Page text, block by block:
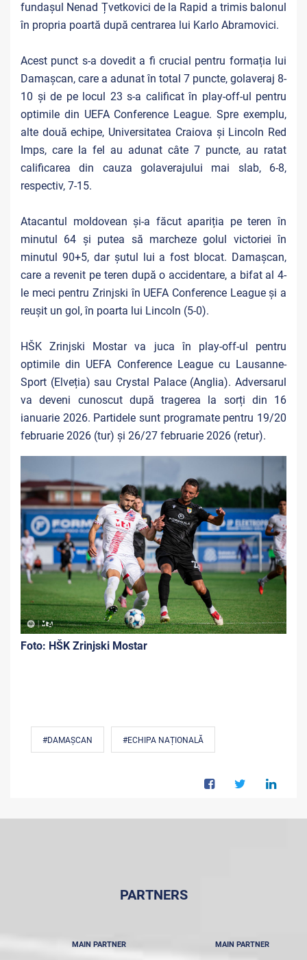
fundașul Nenad Țvetkovici de la Rapid a trimis balonul
în propria poartă după centrarea lui Karlo Abramovici.
Acest punct s-a dovedit a fi crucial pentru formația lui
Damașcan, care a adunat în total 7 puncte, golaveraj 8-
10 și de pe locul 23 s-a calificat în play-off-ul pentru
optimile din UEFA Conference League. Spre exemplu,
alte două echipe, Universitatea Craiova și Lincoln Red
Imps, care la fel au adunat câte 7 puncte, au ratat
calificarea din cauza golaverajului mai slab, 6-8,
respectiv, 7-15.
Atacantul moldovean și-a făcut apariția pe teren în
minutul 64 și putea să marcheze golul victoriei în
minutul 90+5, dar șutul lui a fost blocat. Damașcan,
care a revenit pe teren după o accidentare, a bifat al 4-
le meci pentru Zrinjski în UEFA Conference League și a
reușit un gol, în poarta lui Lincoln (5-0).
HŠK Zrinjski Mostar va juca în play-off-ul pentru
optimile din UEFA Conference League cu Lausanne-
Sport (Elveția) sau Crystal Palace (Anglia). Adversarul
va deveni cunoscut după tragerea la sorți din 16
ianuarie 2026. Partidele sunt programate pentru 19/20
februarie 2026 (tur) și 26/27 februarie 2026 (retur).
Foto: HŠK Zrinjski Mostar
#DAMAȘCAN #ECHIPA NAȚIONALĂ
PARTNERS
MAIN PARTNER MAIN PARTNER